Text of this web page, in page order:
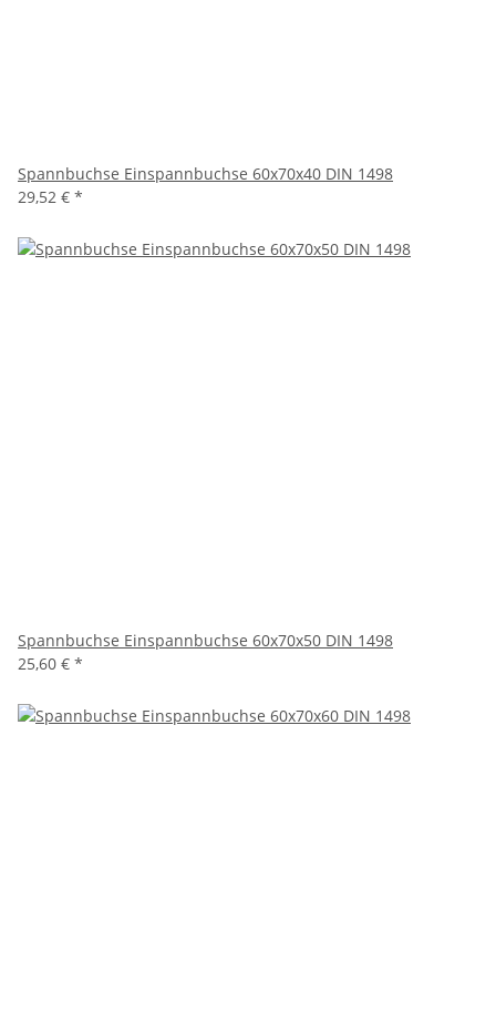
Spannbuchse Einspannbuchse 60x70x40 DIN 1498
29,52 € *
Spannbuchse Einspannbuchse 60x70x50 DIN 1498
25,60 € *